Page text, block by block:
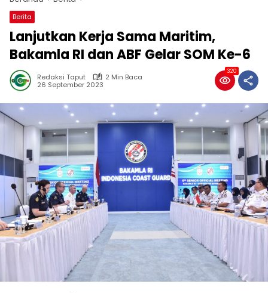
Berita
Lanjutkan Kerja Sama Maritim,
Bakamla RI dan ABF Gelar SOM Ke-6
Redaksi Taput
2 Min Baca
26 September 2023
320